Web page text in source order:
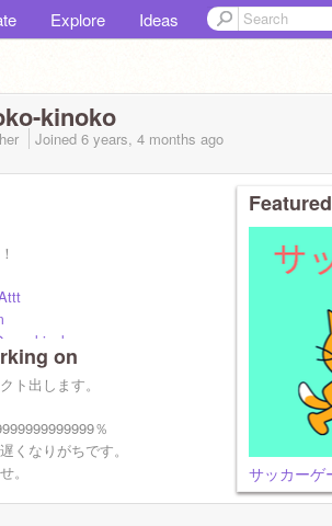
Explore Ideas
kinoko
Joined 6 years, 4 months ago
ー320人
on
ト出します。
％
くなりがちです。
。
サッカー